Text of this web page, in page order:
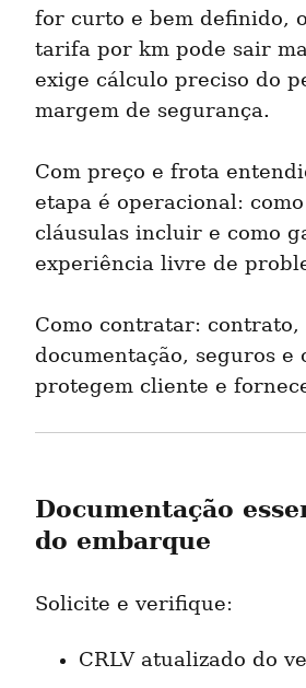
for curto e bem definido,
tarifa por km pode sair
exige cálculo preciso do
margem de segurança.
Com preço e frota
etapa é operacional:
cláusulas incluir e como
experiência livre de
Como contratar: contrato,
documentação, seguros e
protegem cliente e
Documentação
do embarque
Solicite e verifique:
CRLV atualizado do